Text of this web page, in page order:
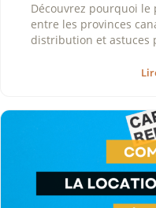
Découvrez pourquoi
entre les provinces
distribution et astuces